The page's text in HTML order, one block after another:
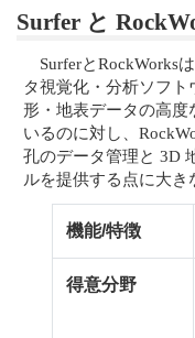
Surfer と
SurferとRockWorks
タ視覚化・分析ソフ
形・地表データの高度
いるのに対し、
孔のデータ管理と 3D
ルを提供する点に大き
機能/特徴
得意分野